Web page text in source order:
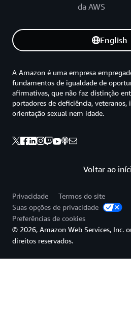
da AWS
English
Voltar ao
A Amazon é uma empresa
fundamentos de igualdade de
afirmativas, que não faz distinção
portadores de deficiência, veteranos,
orientação sexual nem idade.
Privacidade
Termos do site
Suas opções de privacidade
Preferências de cookies
© 2026, Amazon Web Services, Inc.
direitos reservados.